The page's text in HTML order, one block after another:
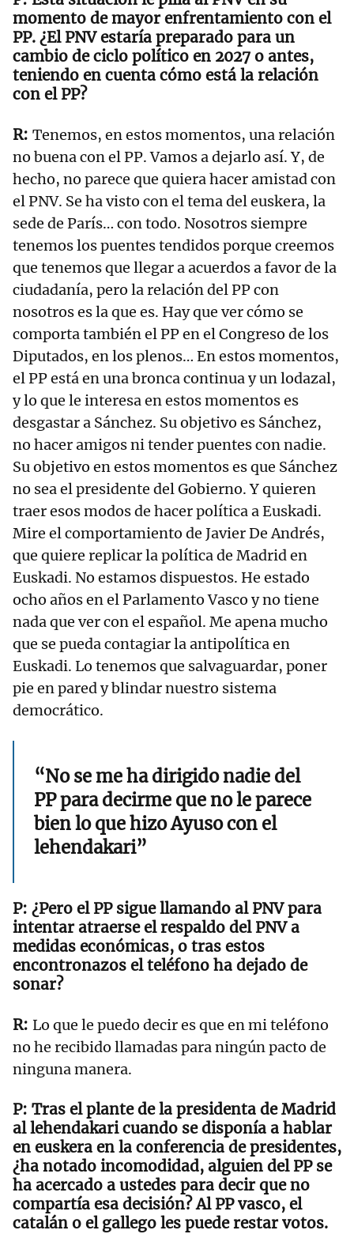
momento de mayor enfrentamiento con el
PP. ¿El PNV estaría preparado para un
cambio de ciclo político en 2027 o antes,
teniendo en cuenta cómo está la relación
con el PP?
Tenemos, en estos momentos, una relación
no buena con el PP. Vamos a dejarlo así. Y, de
hecho, no parece que quiera hacer amistad con
el PNV. Se ha visto con el tema del euskera, la
sede de París… con todo. Nosotros siempre
tenemos los puentes tendidos porque creemos
que tenemos que llegar a acuerdos a favor de la
ciudadanía, pero la relación del PP con
nosotros es la que es. Hay que ver cómo se
comporta también el PP en el Congreso de los
Diputados, en los plenos… En estos momentos,
el PP está en una bronca continua y un lodazal,
y lo que le interesa en estos momentos es
desgastar a Sánchez. Su objetivo es Sánchez,
no hacer amigos ni tender puentes con nadie.
Su objetivo en estos momentos es que Sánchez
no sea el presidente del Gobierno. Y quieren
traer esos modos de hacer política a Euskadi.
Mire el comportamiento de Javier De Andrés,
que quiere replicar la política de Madrid en
Euskadi. No estamos dispuestos. He estado
ocho años en el Parlamento Vasco y no tiene
nada que ver con el español. Me apena mucho
que se pueda contagiar la antipolítica en
Euskadi. Lo tenemos que salvaguardar, poner
pie en pared y blindar nuestro sistema
democrático.
“No se me ha dirigido nadie del
PP para decirme que no le parece
bien lo que hizo Ayuso con el
lehendakari”
¿Pero el PP sigue llamando al PNV para
intentar atraerse el respaldo del PNV a
medidas económicas, o tras estos
encontronazos el teléfono ha dejado de
sonar?
Lo que le puedo decir es que en mi teléfono
no he recibido llamadas para ningún pacto de
ninguna manera.
Tras el plante de la presidenta de Madrid
al lehendakari cuando se disponía a hablar
en euskera en la conferencia de presidentes,
¿ha notado incomodidad, alguien del PP se
ha acercado a ustedes para decir que no
compartía esa decisión? Al PP vasco, el
catalán o el gallego les puede restar votos.